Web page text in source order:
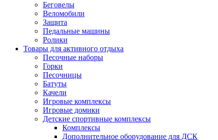
Беговелы
Веломобили
Защита
Педальные машины
Ролики
Товары для активного отдыха
Песочные наборы
Горки
Песочницы
Батуты
Качели
Игровые комплексы
Игровые домики
Детские спортивные комплексы
Комплексы
Дополнительное оборудование для ДСК